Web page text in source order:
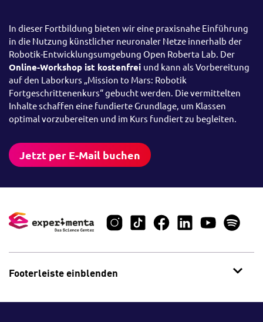
In dieser Fortbildung bieten wir eine praxisnahe Einführung
in die Nutzung künstlicher neuronaler Netze innerhalb der
Robotik-Entwicklungsumgebung Open Roberta Lab. Der
Online-Workshop ist kostenfrei und kann als Vorbereitung
auf den Laborkurs „Mission to Mars: Robotik
Fortgeschrittenenkurs“ gebucht werden. Die vermittelten
Inhalte schaffen eine fundierte Grundlage, um Klassen
optimal vorzubereiten und im Kurs fundiert zu begleiten.
Jetzt per E-Mail buchen
Footerleiste einblenden